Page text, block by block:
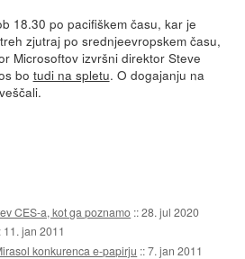
18.30 po pacifiškem času, kar je
zjutraj po srednjeevropskem času,
Microsoftov izvršni direktor Steve
bo tudi na spletu. O dogajanju na
CES-a, kot ga poznamo ::28. jul 2020
11. jan 2011
konkurenca e-papirju ::7. jan 2011